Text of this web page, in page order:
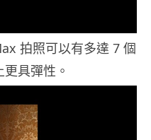
拍照可以有多達 7 個
具彈性。